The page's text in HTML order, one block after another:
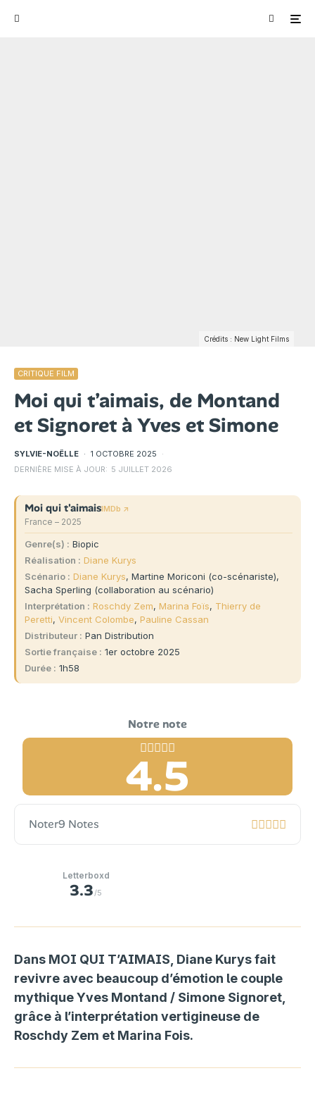
Crédits : New Light Films
CRITIQUE FILM
Moi qui t’aimais, de Montand
et Signoret à Yves et Simone
SYLVIE-NOËLLE · 1 OCTOBRE 2025
·
DERNIÈRE MISE À JOUR: 5 JUILLET 2026
Moi qui t'aimaisIMDb ↗
France – 2025
Genre(s)
Biopic
Réalisation
Diane Kurys
Scénario
Diane Kurys, Martine Moriconi (co-scénariste),
Sacha Sperling (collaboration au scénario)
Interprétation
Roschdy Zem, Marina Foïs, Thierry de
Peretti, Vincent Colombe, Pauline Cassan
Distributeur
Pan Distribution
Sortie française
1er octobre 2025
Durée
1h58
Letterboxd
3.3 /5
Noter9 Notes
4.5
Dans MOI QUI T’AIMAIS, Diane Kurys fait
revivre avec beaucoup d’émotion le couple
mythique Yves Montand / Simone Signoret,
grâce à l’interprétation vertigineuse de
Roschdy Zem et Marina Fois.